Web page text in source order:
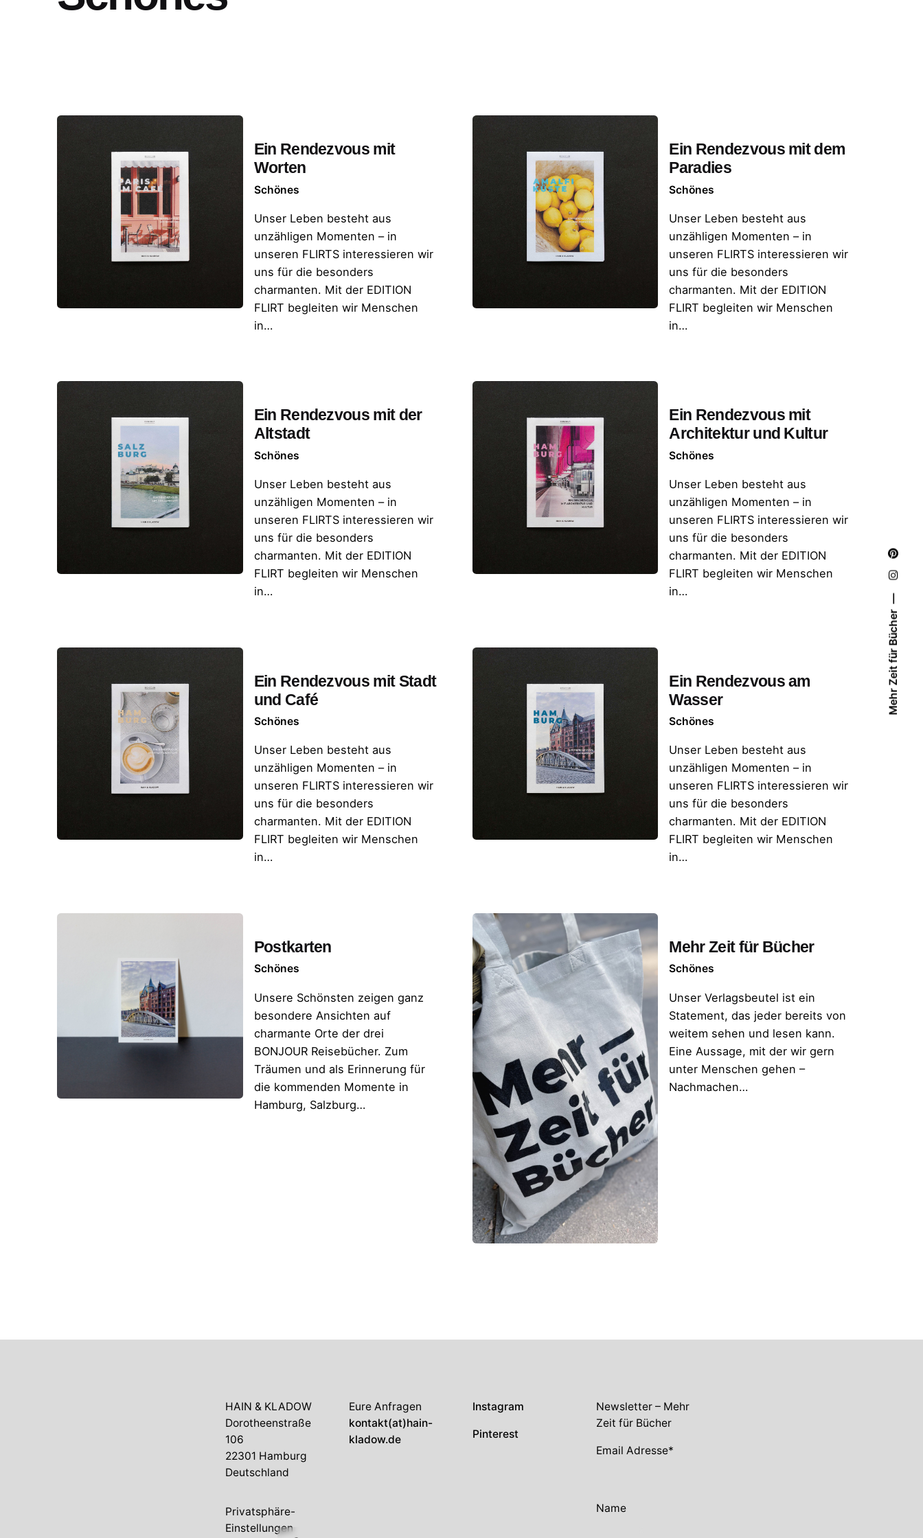
Mehr Zeit für Bücher
Ein Rendezvous mit
Worten
Schönes
Unser Leben besteht aus
unzähligen Momenten – in
unseren FLIRTS interessieren wir
uns für die besonders
charmanten. Mit der EDITION
FLIRT begleiten wir Menschen
in…
Ein Rendezvous mit dem
Paradies
Schönes
Unser Leben besteht aus
unzähligen Momenten – in
unseren FLIRTS interessieren wir
uns für die besonders
charmanten. Mit der EDITION
FLIRT begleiten wir Menschen
in…
Ein Rendezvous mit der
Altstadt
Schönes
Unser Leben besteht aus
unzähligen Momenten – in
unseren FLIRTS interessieren wir
uns für die besonders
charmanten. Mit der EDITION
FLIRT begleiten wir Menschen
in…
Ein Rendezvous mit
Architektur und Kultur
Schönes
Unser Leben besteht aus
unzähligen Momenten – in
unseren FLIRTS interessieren wir
uns für die besonders
charmanten. Mit der EDITION
FLIRT begleiten wir Menschen
in…
Ein Rendezvous mit Stadt
und Café
Schönes
Unser Leben besteht aus
unzähligen Momenten – in
unseren FLIRTS interessieren wir
uns für die besonders
charmanten. Mit der EDITION
FLIRT begleiten wir Menschen
in…
Ein Rendezvous am
Wasser
Schönes
Unser Leben besteht aus
unzähligen Momenten – in
unseren FLIRTS interessieren wir
uns für die besonders
charmanten. Mit der EDITION
FLIRT begleiten wir Menschen
in…
Postkarten
Schönes
Unsere Schönsten zeigen ganz
besondere Ansichten auf
charmante Orte der drei
BONJOUR Reisebücher. Zum
Träumen und als Erinnerung für
die kommenden Momente in
Hamburg, Salzburg…
Mehr Zeit für Bücher
Schönes
Unser Verlagsbeutel ist ein
Statement, das jeder bereits von
weitem sehen und lesen kann.
Eine Aussage, mit der wir gern
unter Menschen gehen –
Nachmachen…
HAIN & KLADOW
Dorotheenstraße
106
22301 Hamburg
Deutschland
Privatsphäre-
Einstellungen
Eure Anfragen
kontakt(at)hain-
kladow.de
Instagram
Pinterest
Newsletter – Mehr
Zeit für Bücher
Email Adresse*
Name